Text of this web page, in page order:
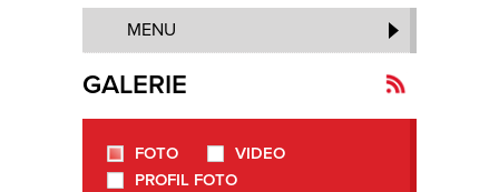
MENU
GALERIE
FOTO
VIDEO
PROFIL FOTO